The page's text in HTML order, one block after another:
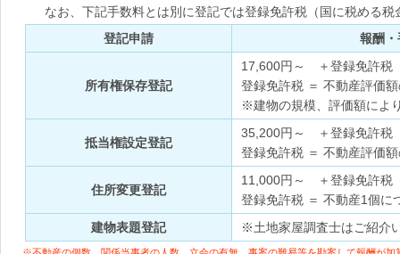
なお、下記手数料とは別に登記では登録免許税（国に税める
登記申請
報酬
所有権保存登記
17,600円～ ＋登録免許税
登録免許税 ＝ 不動産評価
※建物の規模、評価額によ
抵当権設定登記
35,200円～ ＋登録免許税
登録免許税 ＝ 不動産評価
住所変更登記
11,000円～ ＋登録免許税
登録免許税 ＝ 不動産1個に
建物表題登記
※土地家屋調査士はご紹介